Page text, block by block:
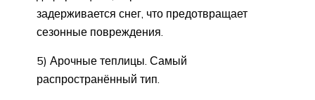
задерживается снег, что предотвращает
сезонные повреждения.
5) Арочные теплицы. Самый
распространённый тип.